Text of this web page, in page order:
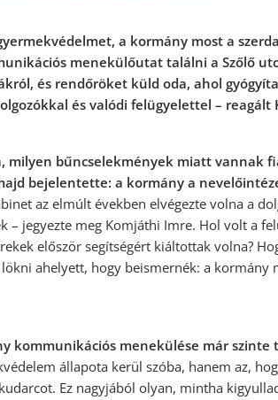
a kormány most a
menekülőutat találni a Szőlő
és rendőröket küld oda, ahol
és valódi felügyelettel – reagált
milyen bűncselekmények miatt vannak
bejelentette: a kormány a
az elmúlt években elvégezte volna a
– jegyezte meg Komjáthi Imre. Hol volt a
először segítségért kiáltottak volna?
ahelyett, hogy beismernék: a kormány
kommunikációs menekülése már szinte
állapota kerül szóba, hanem az,
Ez nagyjából olyan, mintha